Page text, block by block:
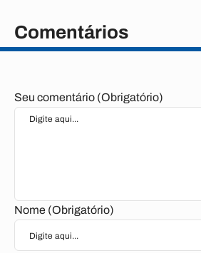
Comentários
Seu comentário (Obrigatório)
Nome (Obrigatório)